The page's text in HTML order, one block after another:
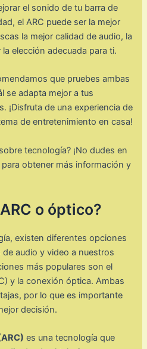
el sonido de tu barra de
el ARC puede ser la mejor
la mejor calidad de audio, la
elección adecuada para ti.
que pruebes ambas
se adapta mejor a tus
¡Disfruta de una experiencia de
de entretenimiento en casa!
tecnología? ¡No dudes en
obtener más información y
o óptico?
existen diferentes opciones
audio y video a nuestros
más populares son el
y la conexión óptica. Ambas
por lo que es importante
decisión.
es una tecnología que